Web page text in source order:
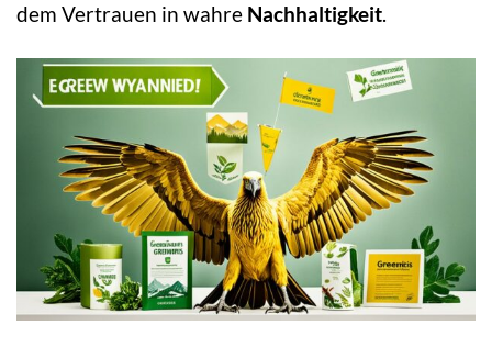
dem Vertrauen in wahre Nachhaltigkeit.